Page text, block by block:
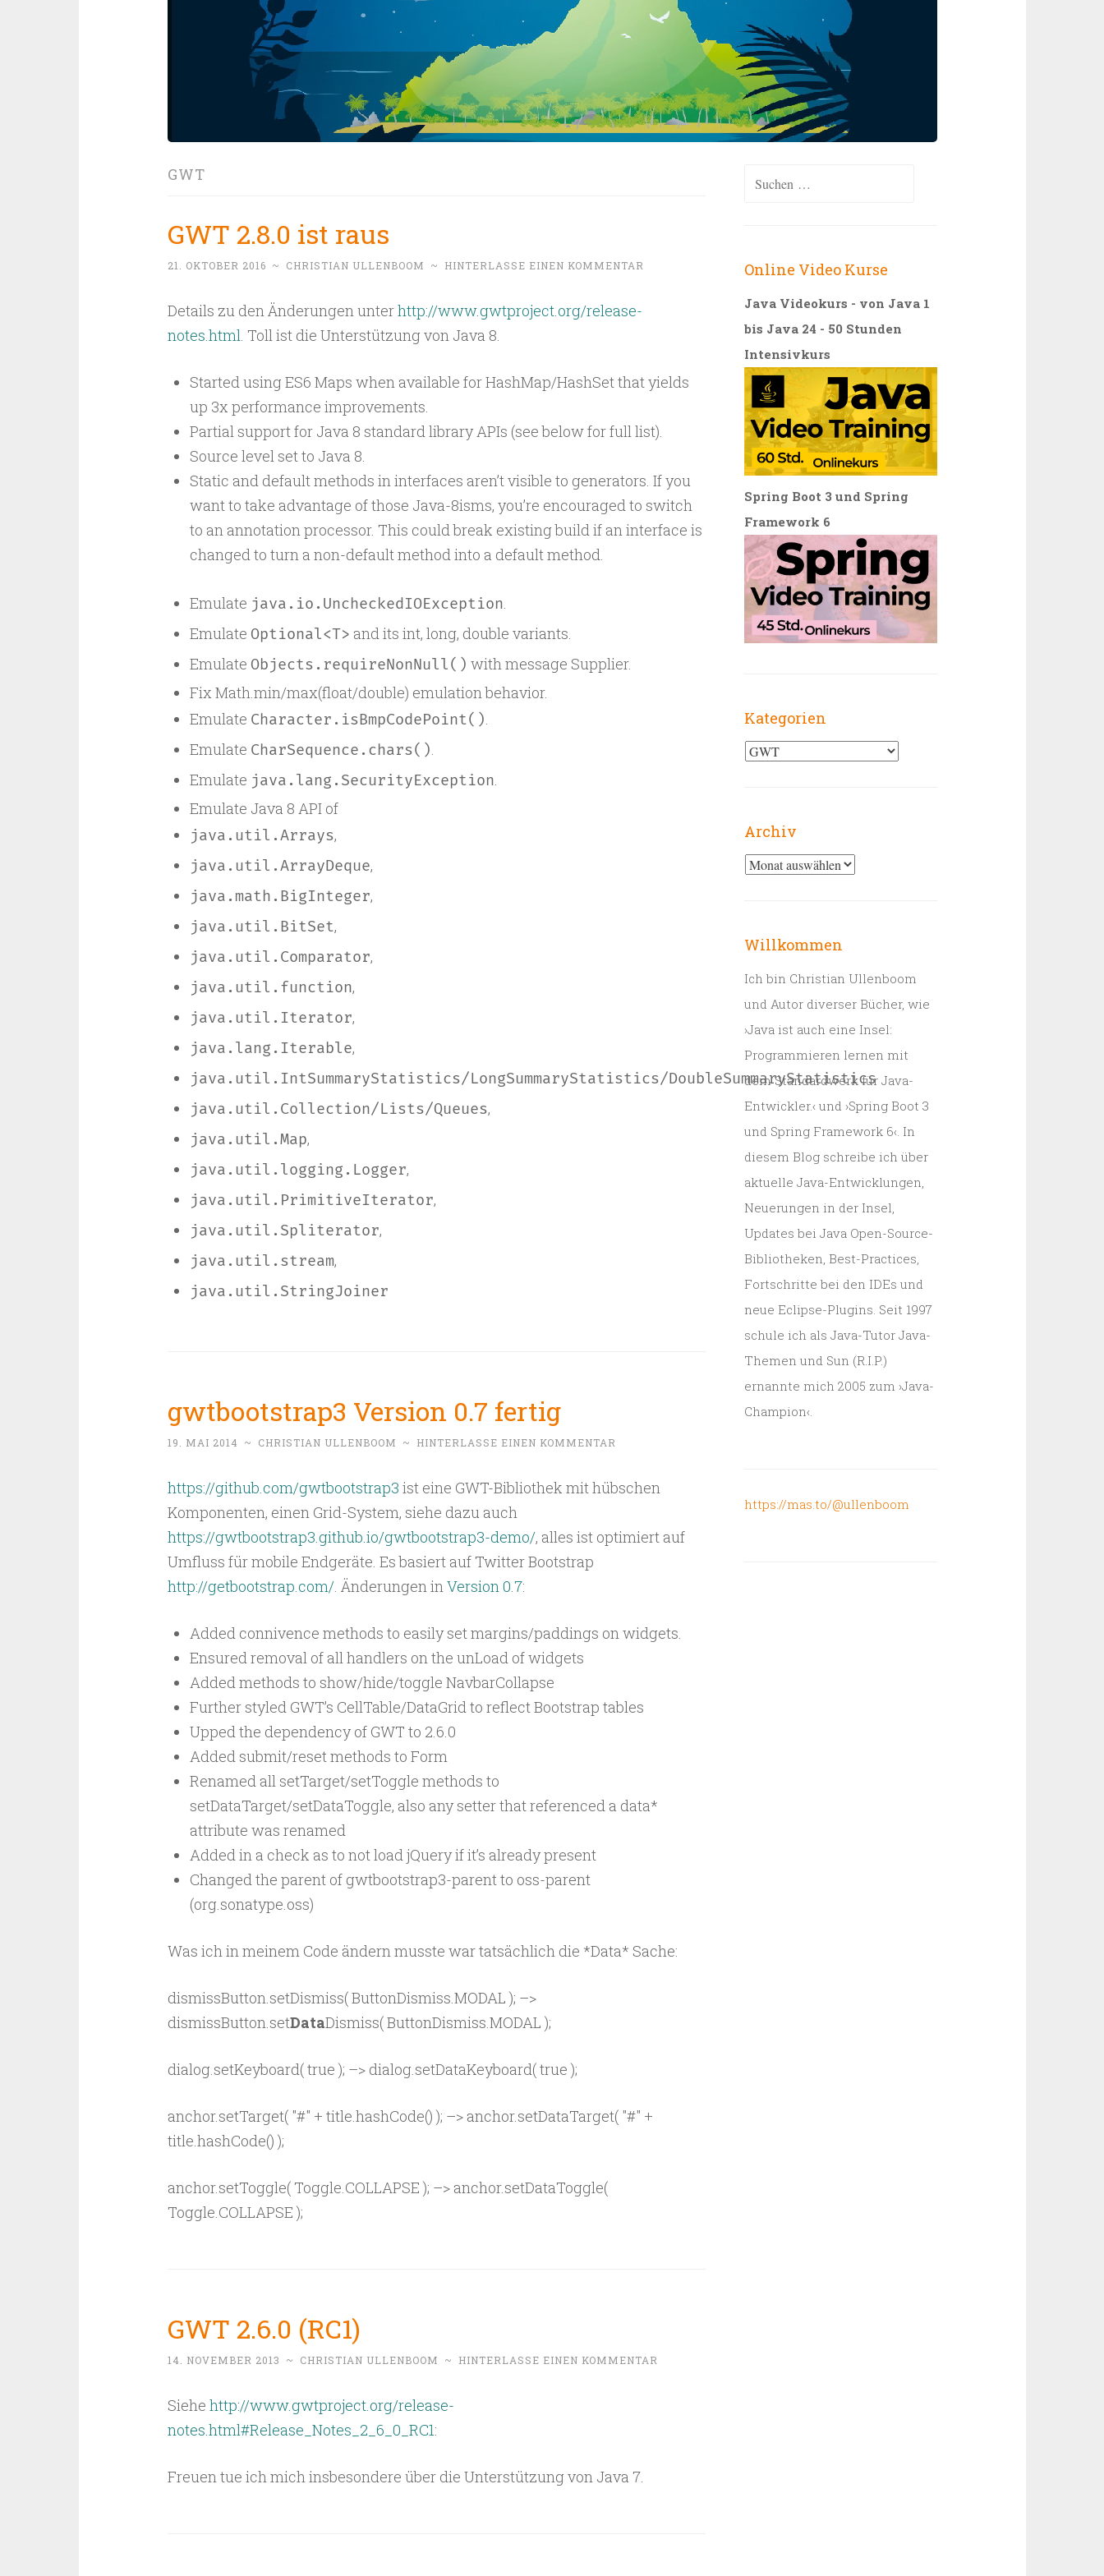
GWT
GWT 2.8.0 ist raus
21. OKTOBER 2016 ~ CHRISTIAN ULLENBOOM ~ HINTERLASSE EINEN KOMMENTAR
Details zu den Änderungen unterhttp://www.gwtproject.org/release-
notes.html. Toll ist die Unterstützung von Java 8.
Started using ES6 Maps when available for HashMap/HashSet that yields
up 3x performance improvements.
Partial support for Java 8 standard library APIs (see below for full list).
Source level set to Java 8.
Static and default methods in interfaces aren’t visible to generators. If you
want to take advantage of those Java-8isms, you’re encouraged to switch
to an annotation processor. This could break existing build if an interface is
changed to turn a non-default method into a default method.
Emulate java.io.UncheckedIOException.
Emulate Optional<T> and its int, long, double variants.
Emulate Objects.requireNonNull() with message Supplier.
Fix Math.min/max(float/double) emulation behavior.
Emulate Character.isBmpCodePoint().
Emulate CharSequence.chars().
Emulate java.lang.SecurityException.
Emulate Java 8 API of
java.util.Arrays,
java.util.ArrayDeque,
java.math.BigInteger,
java.util.BitSet,
java.util.Comparator,
java.util.function,
java.util.Iterator,
java.lang.Iterable,
java.util.IntSummaryStatistics/LongSummaryStatistics/DoubleSummaryStatistics
java.util.Collection/Lists/Queues,
java.util.Map,
java.util.logging.Logger,
java.util.PrimitiveIterator,
java.util.Spliterator,
java.util.stream,
java.util.StringJoiner
gwtbootstrap3 Version 0.7 fertig
19. MAI 2014 ~ CHRISTIAN ULLENBOOM ~ HINTERLASSE EINEN KOMMENTAR
https://github.com/gwtbootstrap3 ist eine GWT-Bibliothek mit hübschen
Komponenten, einen Grid-System, siehe dazu auch
https://gwtbootstrap3.github.io/gwtbootstrap3-demo/, alles ist optimiert auf
Umfluss für mobile Endgeräte. Es basiert auf Twitter Bootstrap
http://getbootstrap.com/. Änderungen inVersion 0.7:
Added connivence methods to easily set margins/paddings on widgets.
Ensured removal of all handlers on the unLoad of widgets
Added methods to show/hide/toggle NavbarCollapse
Further styled GWT’s CellTable/DataGrid to reflect Bootstrap tables
Upped the dependency of GWT to 2.6.0
Added submit/reset methods to Form
Renamed all setTarget/setToggle methods to
setDataTarget/setDataToggle, also any setter that referenced a data*
attribute was renamed
Added in a check as to not load jQuery if it’s already present
Changed the parent of gwtbootstrap3-parent to oss-parent
(org.sonatype.oss)
Was ich in meinem Code ändern musste war tatsächlich die *Data* Sache:
dismissButton.setDismiss( ButtonDismiss.MODAL ); –>
dismissButton.setDataDismiss( ButtonDismiss.MODAL );
dialog.setKeyboard( true ); –> dialog.setDataKeyboard( true );
anchor.setTarget( "#" + title.hashCode() ); –> anchor.setDataTarget( "#" +
title.hashCode() );
anchor.setToggle( Toggle.COLLAPSE ); –> anchor.setDataToggle(
Toggle.COLLAPSE );
GWT 2.6.0 (RC1)
14. NOVEMBER 2013 ~ CHRISTIAN ULLENBOOM ~ HINTERLASSE EINEN KOMMENTAR
Siehe http://www.gwtproject.org/release-
notes.html#Release_Notes_2_6_0_RC1:
Freuen tue ich mich insbesondere über die Unterstützung von Java 7.
Suchen
Online Video Kurse
Java Videokurs - von Java 1
bis Java 24 - 50 Stunden
Intensivkurs
Spring Boot 3 und Spring
Framework 6
Kategorien
Kategorien
Archiv
Archiv
Willkommen
Ich bin Christian Ullenboom
und Autor diverser Bücher, wie
›Java ist auch eine Insel:
Programmieren lernen mit
dem Standardwerk für Java-
Entwickler.‹ und ›Spring Boot 3
und Spring Framework 6‹. In
diesem Blog schreibe ich über
aktuelle Java-Entwicklungen,
Neuerungen in der Insel,
Updates bei Java Open-Source-
Bibliotheken, Best-Practices,
Fortschritte bei den IDEs und
neue Eclipse-Plugins. Seit 1997
schule ich als Java-Tutor Java-
Themen und Sun (R.I.P.)
ernannte mich 2005 zum ›Java-
Champion‹.
https://mas.to/@ullenboom